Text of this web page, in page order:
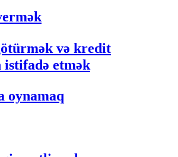
və kredit
istifadə etmək
oynamaq